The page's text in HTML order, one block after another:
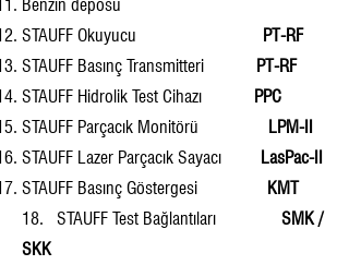
Benzin deposu
STAUFF Okuyucu PT-RF
STAUFF Basınç Transmitteri PT-RF
STAUFF Hidrolik Test Cihazı PPC
STAUFF Parçacık Monitörü LPM-II
STAUFF Lazer Parçacık Sayacı LasPac-II
STAUFF Basınç Göstergesi KMT
18. STAUFF Test Bağlantıları SMK /
SKK